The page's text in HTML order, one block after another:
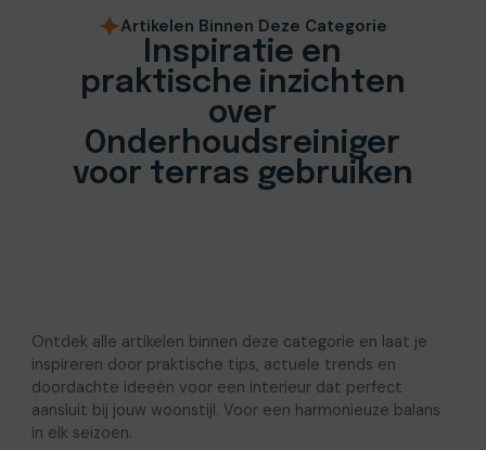
Artikelen Binnen Deze Categorie
Inspiratie en
praktische inzichten
over
Onderhoudsreiniger
voor terras gebruiken
Ontdek alle artikelen binnen deze categorie en laat je
inspireren door praktische tips, actuele trends en
doordachte ideeën voor een interieur dat perfect
aansluit bij jouw woonstijl. Voor een harmonieuze balans
in elk seizoen.